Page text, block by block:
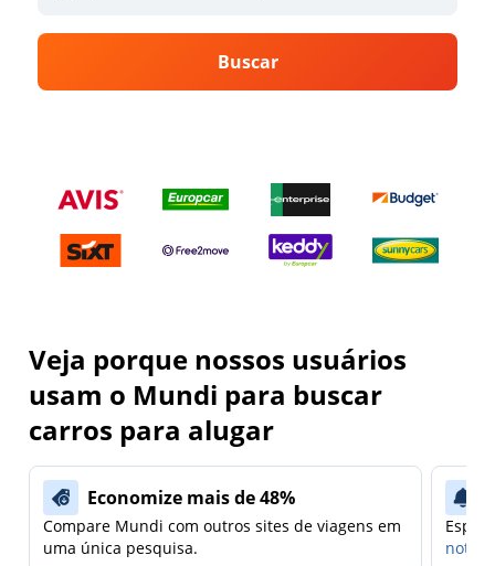
Buscar
Veja porque nossos usuários
usam o Mundi para buscar
carros para alugar
Economize mais de 48%
Compare Mundi com outros sites de viagens em
uma única pesquisa.